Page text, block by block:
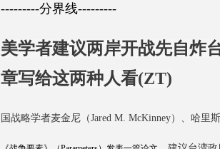
---------分界线---------
美学者建议两岸开战先自
章写给这两种人看(ZT)
国战略学者麦金尼（Jared M. McKinney）、哈里